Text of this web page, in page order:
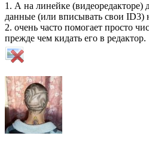
1. А на линейке (видеоредакторе)
данные (или вписывать свои ID3)
2. очень часто помогает просто
прежде чем кидать его в редактор.